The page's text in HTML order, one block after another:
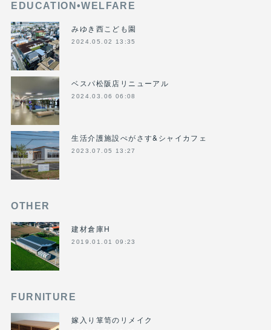
EDUCATION•WELFARE
みゆき西こども園
2024.05.02 13:35
ベスパ松阪店リニューアル
2024.03.06 06:08
生活介護施設ぺがさす&シャイカフェ
2023.07.05 13:27
OTHER
建材倉庫H
2019.01.01 09:23
FURNITURE
嫁入り箪笥のリメイク